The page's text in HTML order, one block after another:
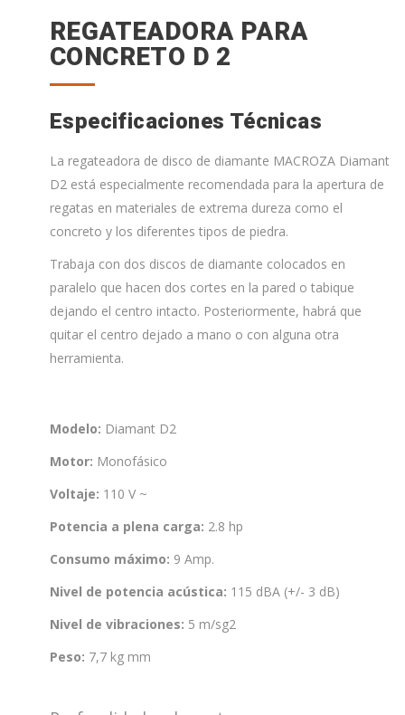
REGATEADORA PARA
CONCRETO D 2
Especificaciones Técnicas
La regateadora de disco de diamante MACROZA Diamant
D2 está especialmente recomendada para la apertura de
regatas en materiales de extrema dureza como el
concreto y los diferentes tipos de piedra.
Trabaja con dos discos de diamante colocados en
paralelo que hacen dos cortes en la pared o tabique
dejando el centro intacto. Posteriormente, habrá que
quitar el centro dejado a mano o con alguna otra
herramienta.
Modelo: Diamant D2
Motor: Monofásico
Voltaje: 110 V ~
Potencia a plena carga: 2.8 hp
Consumo máximo: 9 Amp.
Nivel de potencia acústica: 115 dBA (+/- 3 dB)
Nivel de vibraciones: 5 m/sg2
Peso: 7,7 kg mm